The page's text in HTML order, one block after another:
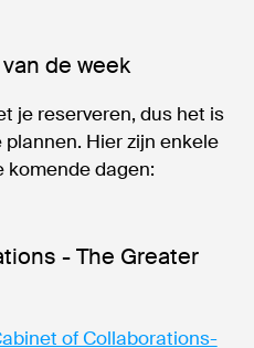
de week
je reserveren, dus het is
Hier zijn enkele
komende dagen:
- The Greater
of Collaborations-